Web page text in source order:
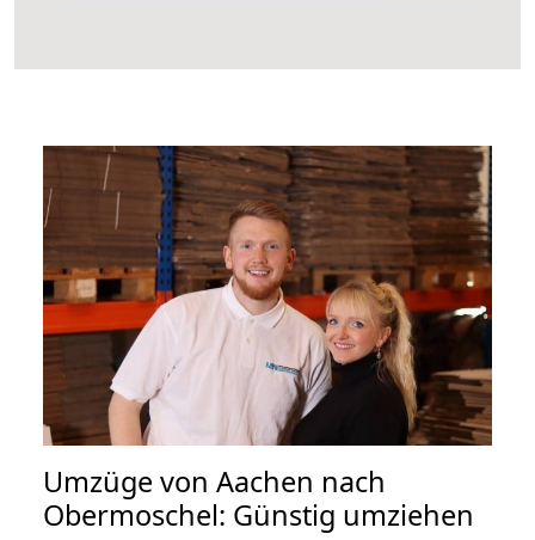
Umzüge von Aachen nach
Obermoschel: Günstig umziehen